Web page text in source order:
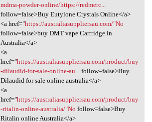
mdma-powder-online/https://redmerc...
follow=false>Buy Eutylone Crystals Online</a>
<a href="https://australiasuppliersau.com/"No
follow=false>buy DMT vape Cartridge in
Australia</a>
<a
href="https://australiasuppliersau.com/product/buy
-dilaudid-for-sale-online-au...follow=false>Buy
Dilaudid for sale online australia</a>
<a
href="https://australiasuppliersau.com/product/buy
-ritalin-online-australia/"No follow=false>Buy
Ritalin online Australia</a>